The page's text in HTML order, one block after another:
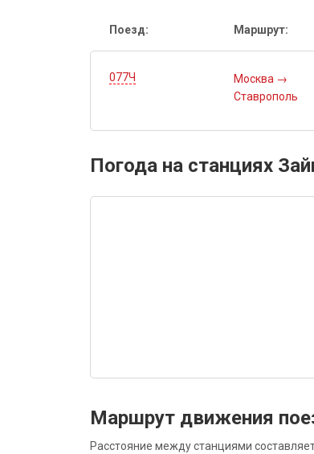
Поезд: Маршрут:
077Ч Москва →
Ставрополь
Погода на станциях
Маршрут движения
Расстояние между станциями